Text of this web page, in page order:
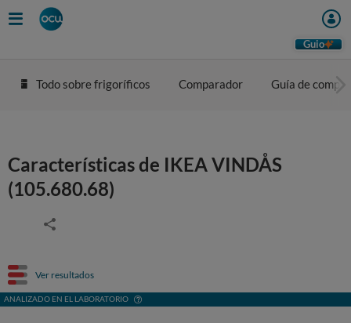
Guio
Todo sobre frigoríficos Comparador Guía de compra
Características de IKEA VINDÅS
(105.680.68)
Ver resultados
ANALIZADO EN EL LABORATORIO